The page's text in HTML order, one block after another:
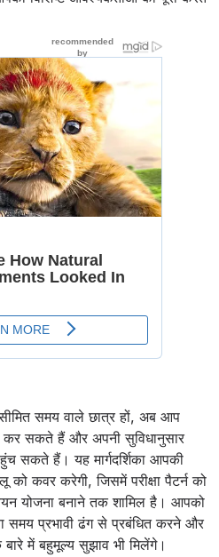
समय वाले छात्र हों, अब आप
कर सकते हैं और अपनी सुविधानुसार
सकते हैं। यह मार्गदर्शिका आपकी
को कवर करेगी, जिसमें परीक्षा पैटर्न को
योजना बनाने तक शामिल है। आपको
समय प्रभावी ढंग से प्रबंधित करने और
में बहुमूल्य सुझाव भी मिलेंगे।